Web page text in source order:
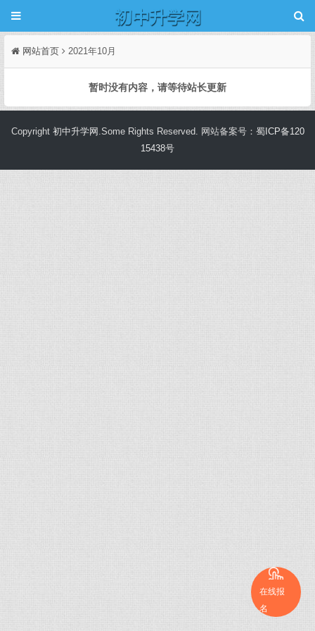
网站首页 2021年10月
暂时没有内容，请等待站长更新
Copyright 初中升学网 .Some Rights Reserved. 网站备案号： 蜀ICP备120
15438号
在线报
名